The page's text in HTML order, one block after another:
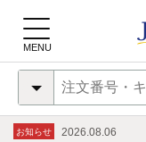
お知らせ 2026.08.06